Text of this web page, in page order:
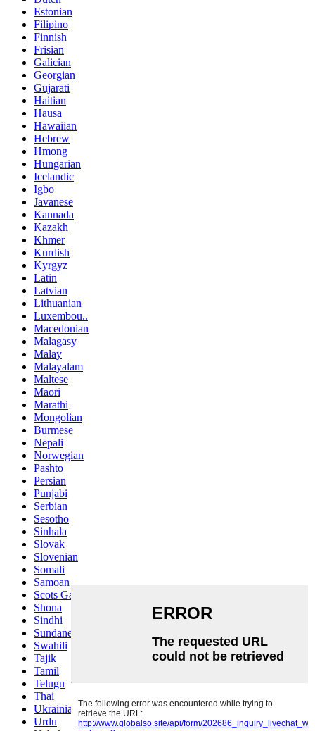
Estonian
Filipino
Finnish
Frisian
Galician
Georgian
Gujarati
Haitian
Hausa
Hawaiian
Hebrew
Hmong
Hungarian
Icelandic
Igbo
Javanese
Kannada
Kazakh
Khmer
Kurdish
Kyrgyz
Latin
Latvian
Lithuanian
Luxembou..
Macedonian
Malagasy
Malay
Malayalam
Maltese
Maori
Marathi
Mongolian
Burmese
Nepali
Norwegian
Pashto
Persian
Punjabi
Serbian
Sesotho
Sinhala
Slovak
Slovenian
Somali
Samoan
Scots Gaelic
Shona
Sindhi
Sundanese
Swahili
Tajik
Tamil
Telugu
Thai
Ukrainian
Urdu